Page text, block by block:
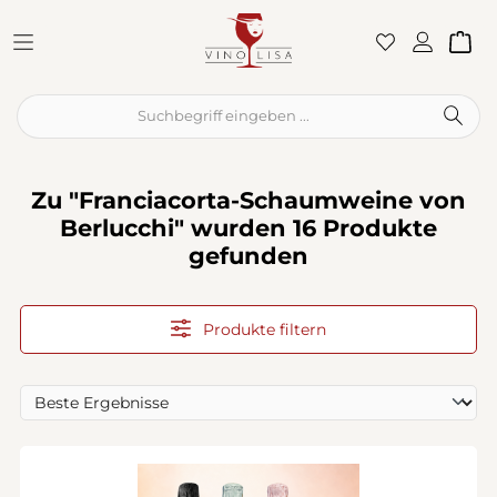
Zu "Franciacorta-Schaumweine von
Berlucchi" wurden 16 Produkte
gefunden
Produkte filtern